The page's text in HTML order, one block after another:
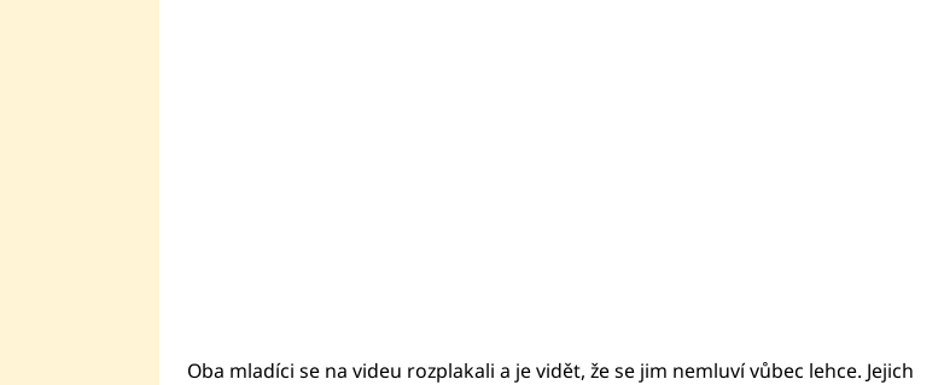
Oba mladíci se na videu rozplakali a je vidět, že se jim nemluví vůbec lehce. Jejich